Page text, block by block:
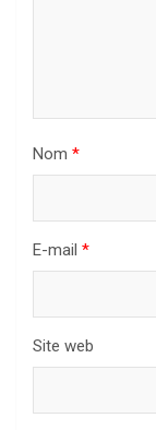
Nom *
E-mail *
Site web